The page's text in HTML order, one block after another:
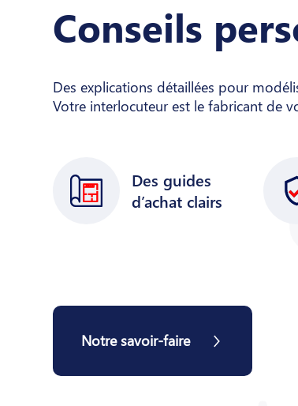
Conseils
Des explications détaillées pour
Votre interlocuteur est le fabricant de
Des guides
d’achat clairs
Notre savoir-faire